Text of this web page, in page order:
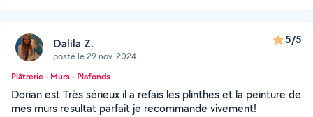
Dalila Z.
posté le 29 nov. 2024
5/5
Plâtrerie - Murs - Plafonds
Dorian est Très sérieux il a refais les plinthes et la peinture de
mes murs resultat parfait je recommande vivement!